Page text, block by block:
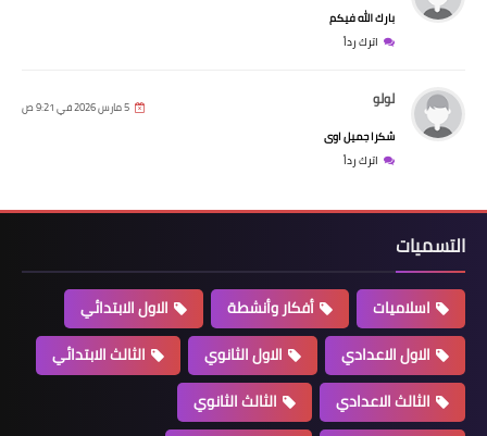
بارك الله فيكم
اترك رداً
لولو 5 مارس 2026 في 9:21 ص
شكرا جميل اوى
اترك رداً
التسميات
اسلاميات أفكار وأنشطة
الاول الابتدائي
الاول الاعدادي
الاول الثانوي
الثالث الابتدائي
الثالث الاعدادي
الثالث الثانوي